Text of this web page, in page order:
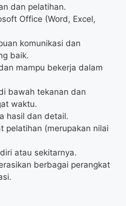
dan pelatihan.
Office (Word, Excel,
komunikasi dan
baik.
mampu bekerja dalam
bawah tekanan dan
waktu.
hasil dan detail.
pelatihan (merupakan nilai
atau sekitarnya.
berbagai perangkat